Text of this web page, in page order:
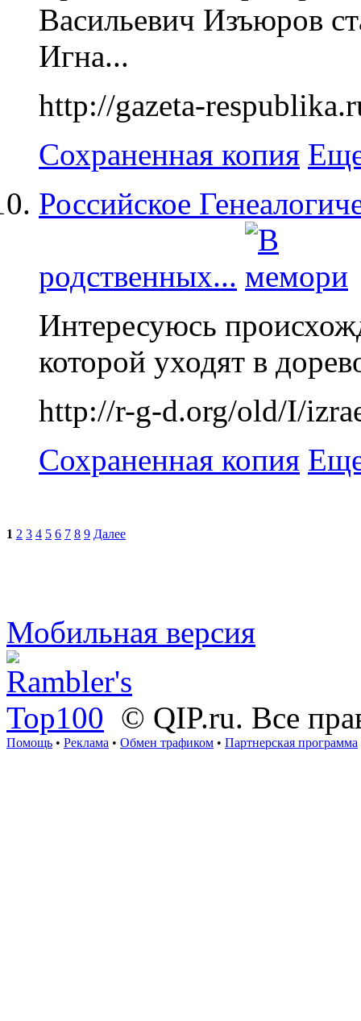
Васильевич Изъюров
Игна...
http://gazeta-
Сохраненная копия
Российское
родственных...
Интересуюсь
которой уходят в
http://r-g-d.org/old/I/
Сохраненная копия
1 2 3 4 5 6 7 8 9 Далее
Мобильная версия
© QIP.ru. Все
Помощь • Реклама • Обмен трафиком • Партнерская программа